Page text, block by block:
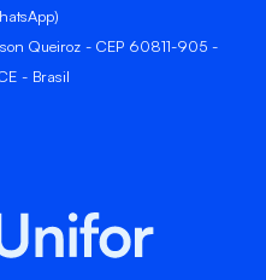
Queiroz - CEP 60811-905 -
- Brasil